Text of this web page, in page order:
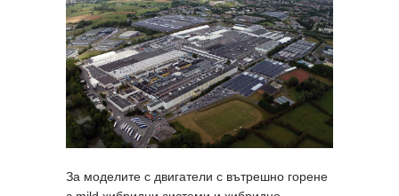
За моделите с двигатели с вътрешно горене